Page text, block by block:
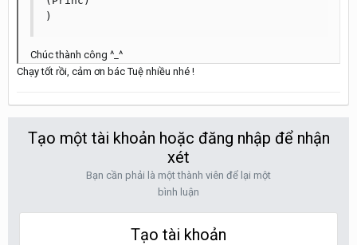
Chúc thành công ^_^
Chạy tốt rồi, cảm ơn bác Tuệ nhiều nhé !
Tạo một tài khoản hoặc đăng nhập để nhận
xét
Bạn cần phải là một thành viên để lại một
bình luận
Tạo tài khoản